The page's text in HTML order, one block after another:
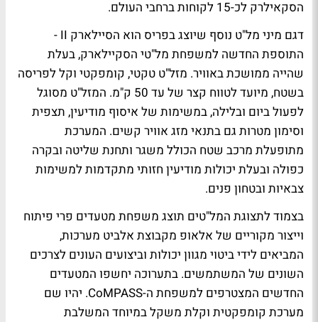
הסקאילרק לכ-15 לקוחות ברחבי העולם.
דגם מיני מל"ט נוסף שיוצג בפריס הוא הסיילארק II -
התוספת החדשה למשפחת מל"טי הסקיילארק, בעלת
שהייה ממושכת באוויר. מזל"ט טקטי, קומפקטי וקל לפריסה
בשטח, מיועד לטווח קצר של עד 50 ק"מ. המזל"ט מסוגל
לפעול ביום ובלילה, במשימות של איסוף מודיעין, תצפית
וסימון מטרות גם בתנאי מזג אוויר קשים. המערכת
מתופעלת מרכב שטח הכולל משגר ותחנת שליטה ובקרה
כפולה ובעלת יכולות מודיעין חזותי מתקדמות למשימות
צבאיות ובטחון פנים.
בצמוד לתצוגת המל"טים תוצג משפחת מטעדים פרי פיתוח
וייצור מקוריים של אלאופ מקבוצת אלביט מערכות,
המביאים לידי ביטוי מגוון יכולות וביצועים העונים לצרכים
השונים של המשתמשים. בתערוכה יחשפו המטעדים
החדשים המצטרפים למשפחת ה-CoMPASS. יהיו שם
מערכת קומפקטית וקלת משקל במיוחד המשלבת